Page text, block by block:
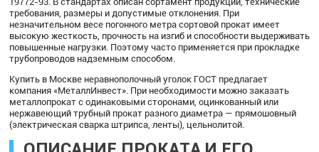
требования, размеры и допустимые отклонения. При
незначительном весе погонного метра сортовой прокат имеет
высокую жесткость, прочность на изгиб и способности выдерживать
повышенные нагрузки. Поэтому часто применяется при прокладке
трубопроводов надземным способом.
Купить в Москве неравнополочный уголок ГОСТ предлагает
компания «МеталлИнвест». При необходимости можно заказать
металлопрокат с одинаковыми сторонами, оцинкованный или
нержавеющий трубный прокат разного диаметра — прямошовный
(электрическая сварка штрипса, ленты), цельнолитой.